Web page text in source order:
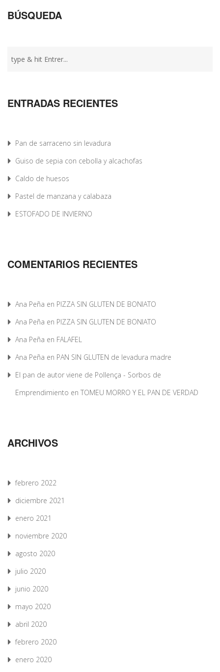
BÚSQUEDA
ENTRADAS RECIENTES
Pan de sarraceno sin levadura
Guiso de sepia con cebolla y alcachofas
Caldo de huesos
Pastel de manzana y calabaza
ESTOFADO DE INVIERNO
COMENTARIOS RECIENTES
Ana Peña en PIZZA SIN GLUTEN DE BONIATO
Ana Peña en PIZZA SIN GLUTEN DE BONIATO
Ana Peña en FALAFEL
Ana Peña en PAN SIN GLUTEN de levadura madre
El pan de autor viene de Pollença - Sorbos de
Emprendimiento en TOMEU MORRO Y EL PAN DE VERDAD
ARCHIVOS
febrero 2022
diciembre 2021
enero 2021
noviembre 2020
agosto 2020
julio 2020
junio 2020
mayo 2020
abril 2020
febrero 2020
enero 2020